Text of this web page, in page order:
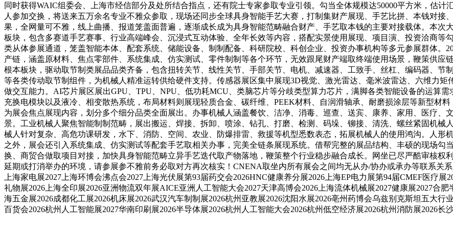
同时获得WAIC组委会、上海市经信部分及处所结合指点，还有院士专家参取专业引领。勾当全体规模达50000平方米，估计
人参加交换，将送来五万余名专业不雅众参取，现场还同步全球具身智能手艺大赛，打制集财产展现、手艺比拼、本钱对
果，全网量可不雅，线上曲播、报道笼盖面普遍，逐渐成长成为具身智能范畴融合财产、手艺取本钱的主要对接载体。本次
板块，包含多赛道手艺赛事、行业高端峰会、沉浸式互动体验、全年长效等内容，搭配实景使用展现、项目演、投资洽商等
类从体参展通道，笼盖智能本体、配套系统、储能设备、制制配备、科研院校、科创企业、投资办事机构等多元参展群体。
产链，涵盖原材料、焦点零部件、系统集成、仿实测试、零件制制等各个环节，无效跟尾财产端取终端使用场景，鞭策供应
根本板块，驱动取节制类展品品类齐备，包含扭转关节、线性关节、手部关节、电机、减速器、工致手、丝杠、编码器、节
等各类传动取节制组件，为机械人精准运转供给硬件支持。传感器展区集中展现3D视觉、激光雷达、毫米波雷达、六维力
做交互能力。AI芯片展区展出GPU、TPU、NPU、低功耗MCU、类脑芯片等分歧类型算力芯片，满脚各类智能设备的运算
充换电模块以及液冷、相变散热系统，布局材料则展现轻质合金、碳纤维、PEEK材料、自润滑轴承、耐磨损涂层等新型材
为展会焦点展现内容，划分多个细分品类全面展出。办事机械人涵盖餐饮、洁净、消毒、巡查、送宾、康养、家用、医疗、
景。工业机械人聚焦智能制制范畴，展出搬运、焊接、拆卸、喷涂、钻孔、打磨、检测、码垛、铆接、清洗、螺丝紧固机械
械人针对复杂、高危功课研发，水下、消防、空间、农业、防爆排雷、救援等机型悉数表态，拓展机械人的使用鸿沟。人形
之外，展会还引入系统集成、仿实测试等配套手艺取相关办事，完美全链条展现系统。借帮完整的展品结构、丰硕的现场勾
换、商贸合做取项目对接，加快具身智能范畴立异手艺迭代取产物落地，鞭策整个行业稳步融合成长。网坐已尽严酷审核权
延期或打消举办的环境，请参展参不雅前务必取对方再次核实！CNENA取坐内所有展会之间均无从办/协办或承办等联系关
上海家电展2027上海环博会沸点会2027上海光伏展第93届药交会2026HNC健康养分展2026上海EP电力展第94届CMEF医疗
礼物展2026上海全印展2026亚洲物流双年展AICE亚洲人工智能大会2027天津高博会2026上海流体机械展2027健康展2027合
海五金展2026成都化工展2026机床展2026武汉汽车制制展2026杭州亚教展2026沈阳水展2026亳州药博会乌兹别克斯坦五大行
百货会2026杭州人工智能展2027华南印刷展2026半导体展2026杭州人工智能大会2026杭州低空经济展2026杭州消防展2026长